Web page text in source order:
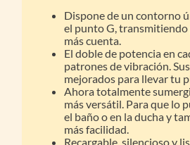
Dispone de un contorno
el punto G,
más cuenta.
El doble de potencia en
patrones de vibración.
mejorados para llevar tu
Ahora totalmente
más versátil. Para que lo
el baño o en la ducha y
más facilidad.
Recargable, silencioso y